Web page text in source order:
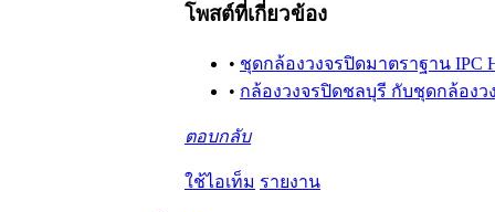
โพสต์ที่เกี่ยวข้อง
• ชุดกล้องวงจรปิดมาตราฐาน IPC
• กล้องวงจรปิดชลบุรี กับชุดกล้องว
ตอบกลับ
ใช้ไอเท็ม รายงาน